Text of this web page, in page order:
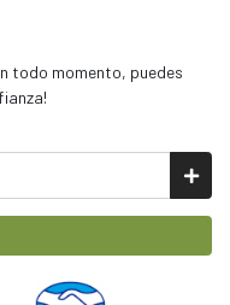
todo momento, puedes